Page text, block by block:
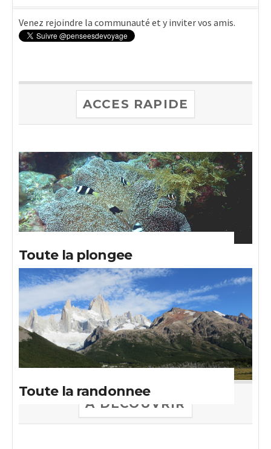
Venez rejoindre la communauté et y inviter vos amis.
ACCES RAPIDE
Toute la plongee
Toute la randonnee
A DECOUVRIR